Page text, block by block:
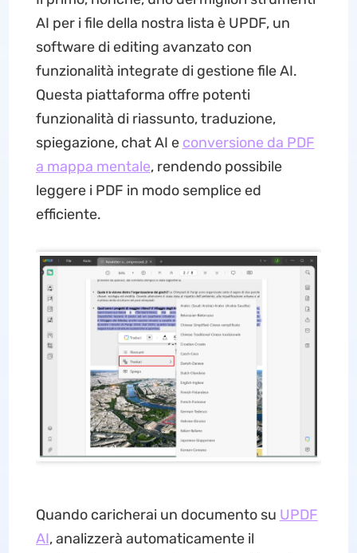
AI per i file della nostra lista è UPDF, un
software di editing avanzato con
funzionalità integrate di gestione file AI.
Questa piattaforma offre potenti
funzionalità di riassunto, traduzione,
spiegazione, chat AI e conversione da PDF
a mappa mentale, rendendo possibile
leggere i PDF in modo semplice ed
efficiente.
Quando caricherai un documento su UPDF
AI, analizzerà automaticamente il